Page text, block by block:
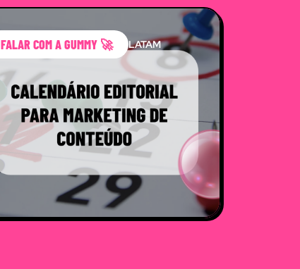
FALAR COM A GUMMY 🚀 LATAM